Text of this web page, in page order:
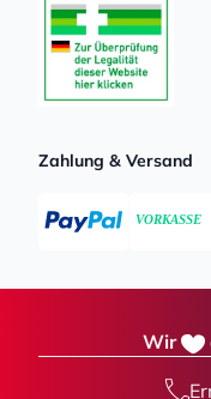
Zahlung & Versand
Wir